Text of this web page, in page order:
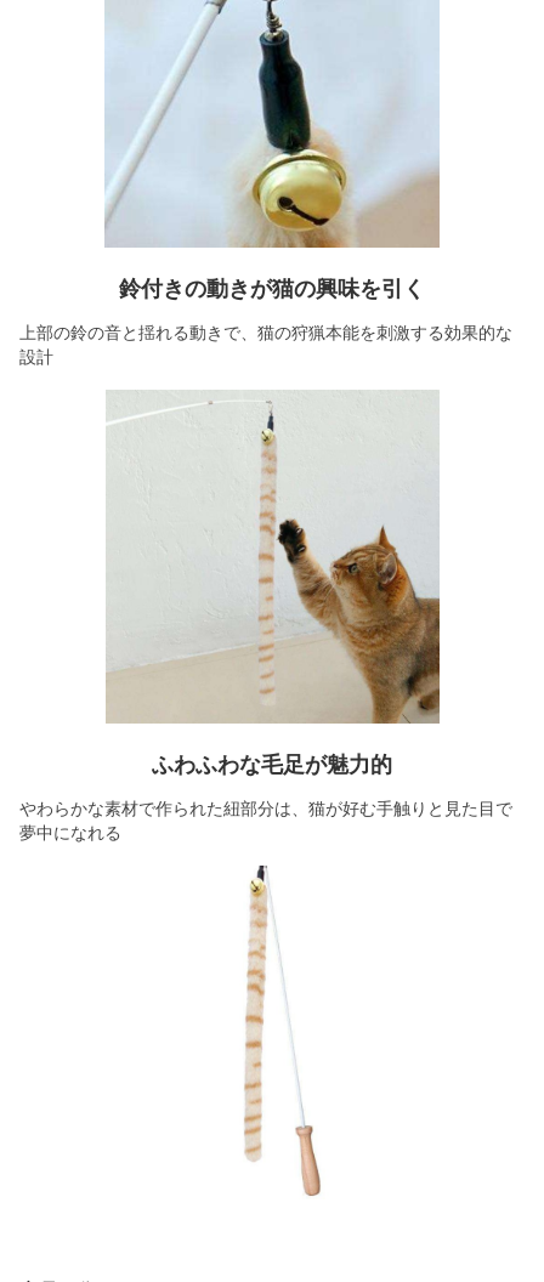
鈴付きの動きが猫の興味を引く
上部の鈴の音と揺れる動きで、猫の狩猟本能を刺激する効果的な
設計
ふわふわな毛足が魅力的
やわらかな素材で作られた紐部分は、猫が好む手触りと見た目で
夢中になれる